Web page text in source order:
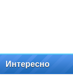
Интересно